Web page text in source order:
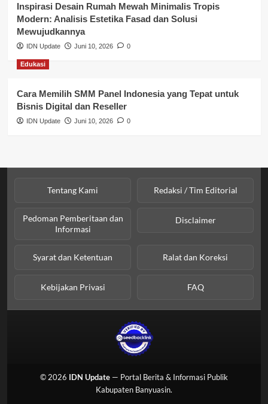
Profil Wilayah Banyuasin
Sosial & Budaya
Sosial & Kesejahteraan
Inspirasi Desain Rumah Mewah Minimalis Tropis
Modern: Analisis Estetika Fasad dan Solusi
Mewujudkannya
IDN Update Juni 10, 2026 0
Edukasi
Cara Memilih SMM Panel Indonesia yang Tepat untuk
Bisnis Digital dan Reseller
IDN Update Juni 10, 2026 0
Tentang Kami Redaksi / Tim Editorial
Pedoman Pemberitaan dan
Informasi
Disclaimer
Syarat dan Ketentuan Ralat dan Koreksi
Kebijakan Privasi FAQ
© 2026 IDN Update — Portal Berita & Informasi Publik
Kabupaten Banyuasin.